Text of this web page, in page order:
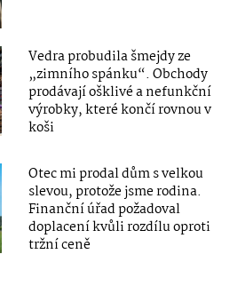
Vedra probudila šmejdy ze
„zimního spánku“. Obchody
prodávají ošklivé a nefunkční
výrobky, které končí rovnou v
koši
Otec mi prodal dům s velkou
slevou, protože jsme rodina.
Finanční úřad požadoval
doplacení kvůli rozdílu oproti
tržní ceně